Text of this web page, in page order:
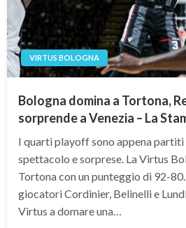
VIRTUS BOLOGNA
Bologna domina a Tortona,
sorprende a Venezia – La
I quarti playoff sono appena partiti
spettacolo e sorprese. La Virtus
Tortona con un punteggio di 92-80.
giocatori Cordinier, Belinelli e
Virtus a domare una…